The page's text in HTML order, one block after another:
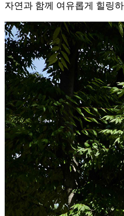
자연과 함께 여유롭게 힐링